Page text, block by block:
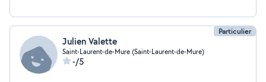
Particulier
Julien Valette
Saint-Laurent-de-Mure (Saint-Laurent-de-Mure)
-/5